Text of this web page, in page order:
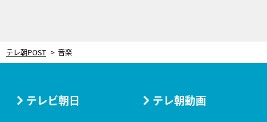
テレ朝POST 音楽
テレビ朝日 テレ朝動画